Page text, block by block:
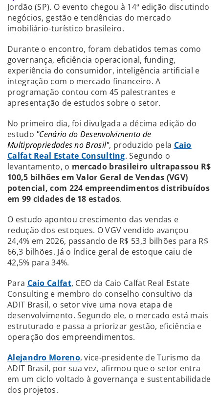
Jordão (SP). O evento chegou à 14ª edição discutindo
negócios, gestão e tendências do mercado
imobiliário-turístico brasileiro.
Durante o encontro, foram debatidos temas como
governança, eficiência operacional, funding,
experiência do consumidor, inteligência artificial e
integração com o mercado financeiro. A
programação contou com 45 palestrantes e
apresentação de estudos sobre o setor.
No primeiro dia, foi divulgada a décima edição do
estudo "Cenário do Desenvolvimento de
Multipropriedades no Brasil", produzido pela Caio
Calfat Real Estate Consulting. Segundo o
levantamento, o mercado brasileiro ultrapassou R$
100,5 bilhões em Valor Geral de Vendas (VGV)
potencial, com 224 empreendimentos distribuídos
em 99 cidades de 18 estados.
O estudo apontou crescimento das vendas e
redução dos estoques. O VGV vendido avançou
24,4% em 2026, passando de R$ 53,3 bilhões para R$
66,3 bilhões. Já o índice geral de estoque caiu de
42,5% para 34%.
Para Caio Calfat, CEO da Caio Calfat Real Estate
Consulting e membro do conselho consultivo da
ADIT Brasil, o setor vive uma nova etapa de
desenvolvimento. Segundo ele, o mercado está mais
estruturado e passa a priorizar gestão, eficiência e
operação dos empreendimentos.
Alejandro Moreno, vice-presidente de Turismo da
ADIT Brasil, por sua vez, afirmou que o setor entra
em um ciclo voltado à governança e sustentabilidade
dos projetos.